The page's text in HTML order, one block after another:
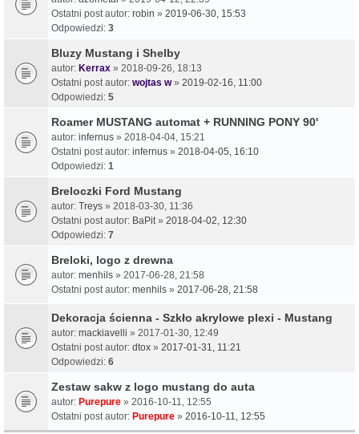
Ostatni post autor: robin » 2019-06-30, 15:53
Odpowiedzi: 3
Bluzy Mustang i Shelby
autor: Kerrax » 2018-09-26, 18:13
Ostatni post autor: wojtas w» 2019-02-16, 11:00
Odpowiedzi: 5
Roamer MUSTANG automat + RUNNING PONY 90'
autor: infernus » 2018-04-04, 15:21
Ostatni post autor: infernus » 2018-04-05, 16:10
Odpowiedzi: 1
Breloczki Ford Mustang
autor: Treys » 2018-03-30, 11:36
Ostatni post autor: BaPit» 2018-04-02, 12:30
Odpowiedzi: 7
Breloki, logo z drewna
autor: menhils » 2017-06-28, 21:58
Ostatni post autor: menhils » 2017-06-28, 21:58
Dekoracja ścienna - Szkło akrylowe plexi - Mustang
autor: mackiavelli » 2017-01-30, 12:49
Ostatni post autor: dtox » 2017-01-31, 11:21
Odpowiedzi: 6
Zestaw sakw z logo mustang do auta
autor: Purepure » 2016-10-11, 12:55
Ostatni post autor: Purepure » 2016-10-11, 12:55